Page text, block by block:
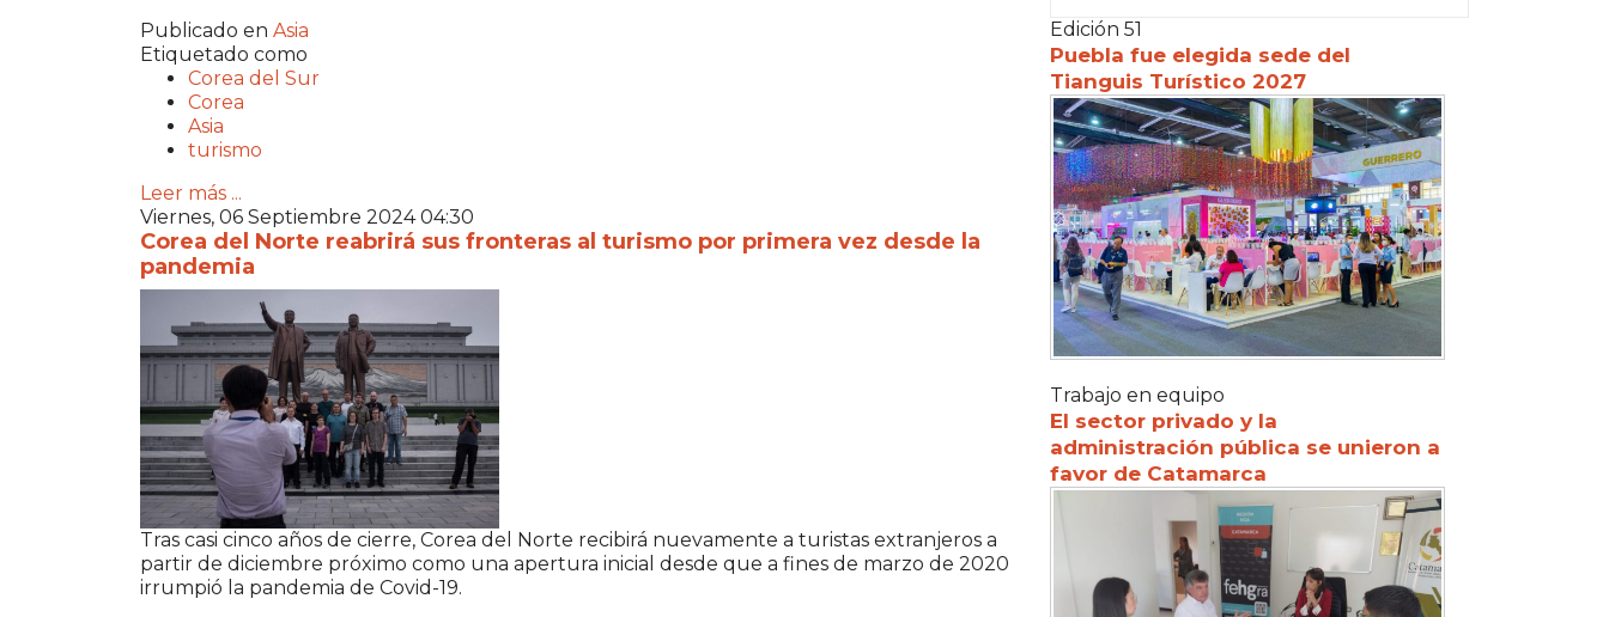
Publicado en Asia
Etiquetado como
Corea del Sur
Corea
Asia
turismo
Leer más ...
Viernes, 06 Septiembre 2024 04:30
Corea del Norte reabrirá sus fronteras al turismo por primera vez desde la
pandemia
Tras casi cinco años de cierre, Corea del Norte recibirá nuevamente a turistas extranjeros a
partir de diciembre próximo como una apertura inicial desde que a fines de marzo de 2020
irrumpió la pandemia de Covid-19.
Edición 51
Puebla fue elegida sede del
Tianguis Turístico 2027
Trabajo en equipo
El sector privado y la
administración pública se unieron a
favor de Catamarca